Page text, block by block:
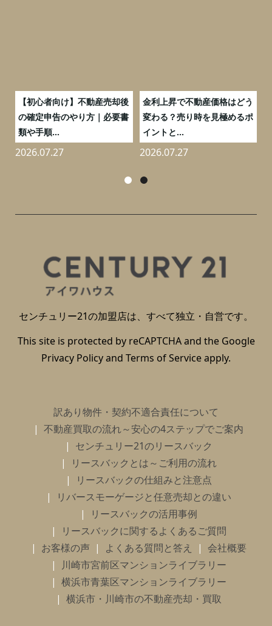
【初心者向け】不動産売却後
の確定申告のやり方｜必要書
類や手順...
2026.07.27
金利上昇で不動産価格はどう
変わる？売り時を見極めるポ
イントと...
2026.07.27
センチュリー21の加盟店は、すべて独立・自営です。
This site is protected by reCAPTCHA and the Google
Privacy Policyand Terms of Serviceapply.
訳あり物件・契約不適合責任について
不動産買取の流れ～安心の4ステップでご案内
センチュリー21のリースバック
リースバックとは～ご利用の流れ
リースバックの仕組みと注意点
リバースモーゲージと任意売却との違い
リースバックの活用事例
リースバックに関するよくあるご質問
お客様の声
よくある質問と答え
会社概要
川崎市宮前区マンションライブラリー
横浜市青葉区マンションライブラリー
横浜市・川崎市の不動産売却・買取